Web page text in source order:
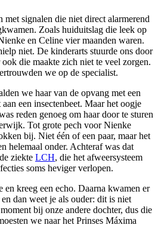
met signalen die niet direct alarmerend
Zoals huiduitslag die leek op
en Celine vier maanden waren.
niet. De kinderarts stuurde ons door
die maakte zich niet te veel zorgen.
we op de specialist.
we haar van de opvang met een
een insectenbeet. Maar het oogje
reden genoeg om haar door te sturen
Tot grote pech voor Nienke
bij. Niet één of een paar, maar het
helemaal onder. Achteraf was dat
ziekte LCH, die het afweersysteem
soms heviger verlopen.
en kreeg een echo. Daarna kwamen er
dan weet je als ouder: dit is niet
bij onze andere dochter, dus die
we naar het Prinses Máxima